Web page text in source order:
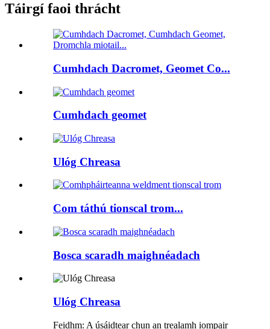
Táirgí faoi thrácht
Cumhdach Dacromet, Geomet Co...
Cumhdach geomet
Ulóg Chreasa
Com táthú tionscal trom...
Bosca scaradh maighnéadach
Ulóg Chreasa
Feidhm: A úsáidtear chun an trealamh iompair